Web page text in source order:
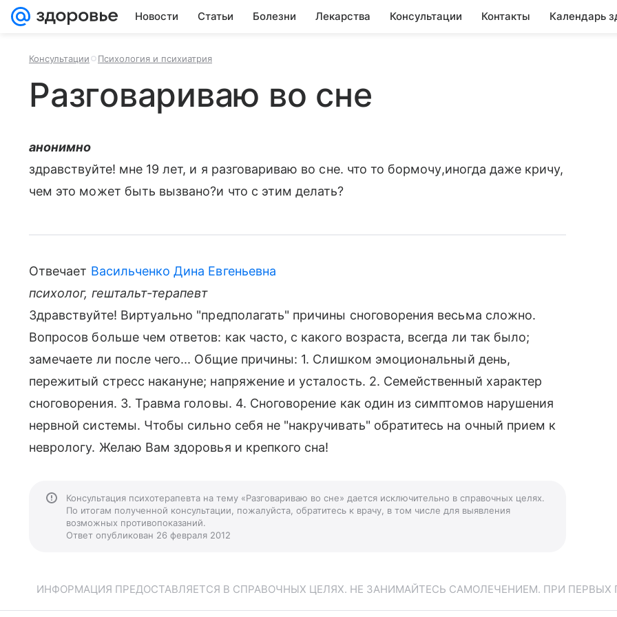
Новости Статьи Болезни Лекарства Консультации Контакты Календарь
Консультации Психология и психиатрия
Разговариваю во сне
анонимно
здравствуйте! мне 19 лет, и я разговариваю во сне. что то бормочу,иногда даже кричу,
чем это может быть вызвано?и что с этим делать?
Отвечает Васильченко Дина Евгеньевна
психолог, гештальт-терапевт
Здравствуйте! Виртуально "предполагать" причины сноговорения весьма сложно.
Вопросов больше чем ответов: как часто, с какого возраста, всегда ли так было;
замечаете ли после чего... Общие причины: 1. Слишком эмоциональный день,
пережитый стресс накануне; напряжение и усталость. 2. Семейственный характер
сноговорения. 3. Травма головы. 4. Сноговорение как один из симптомов нарушения
нервной системы. Чтобы сильно себя не "накручивать" обратитесь на очный прием к
неврологу. Желаю Вам здоровья и крепкого сна!
Консультация психотерапевта на тему «Разговариваю во сне» дается исключительно в справочных целях.
По итогам полученной консультации, пожалуйста, обратитесь к врачу, в том числе для выявления
возможных противопоказаний.
Ответ опубликован 26 февраля 2012
ИНФОРМАЦИЯ ПРЕДОСТАВЛЯЕТСЯ В СПРАВОЧНЫХ ЦЕЛЯХ. НЕ ЗАНИМАЙТЕСЬ САМОЛЕЧЕНИЕМ. ПРИ ПЕРВЫХ